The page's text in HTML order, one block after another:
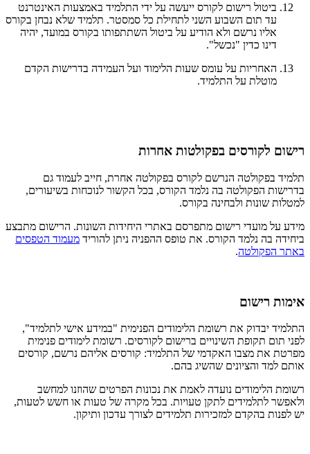
ביטול רישום לקורס ייעשה על ידי התלמיד באמצעות האינטרנט
עד תום השבוע השני לתחילת כל סמסטר. תלמיד שלא נבחן בקורס
אליו נרשם ולא הודיע על ביטול השתתפותו בקורס במועד, יהיה
דינו כדין "נכשל".
האחריות על עומס שעות הלימוד ועל העמידה בדרישות הקדם
מוטלת על התלמיד.
רישום לקורסים בפקולטות אחרות
תלמיד בפקולטה הנרשם לקורס בפקולטה אחרת, חייב לעמוד גם
בדרישות הפקולטה בה נלמד הקורס, בכל הקשור לנוכחות בשיעורים,
למטלות שונות ולבחינה בקורס.
מידע על מועדי רישום מתפרסם באתרי היחידות השונות. הרישום מתבצע
ביחידה בה נלמד הקורס. את טופס ההפניה ניתן להוריד מעמוד הטפסים
באתר הפקולטה.
אימות רישום
התלמיד יבדוק את רשומת הלימודים הפנימית "במידע אישי לתלמיד",
לפני תום תקופת השינויים ברישום לקורסים. רשומת לימודים פנימית
מפרטת את מצבו האקדמי של התלמיד: קורסים אליהם נרשם, קורסים
אותם למד והציונים שהשיג בהם.
רשומת הלימודים נועדה לאמת את נכונות הפרטים שהוזנו למחשב
ולאפשר לתלמידים לתקן טעויות. בכל מקרה של טעות או חשש לטעות,
יש לפנות בהקדם למזכירות תלמידים לצורך עדכון ותיקון.